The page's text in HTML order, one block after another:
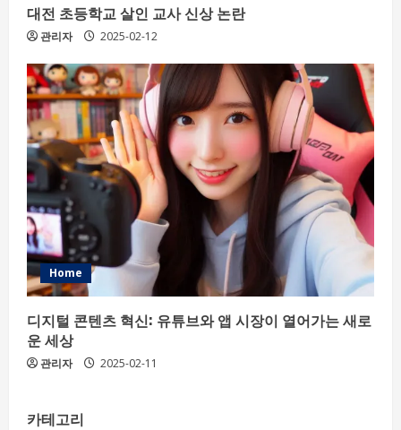
대전 초등학교 살인 교사 신상 논란
관리자 2025-02-12
Home
디지털 콘텐츠 혁신: 유튜브와 앱 시장이 열어가는 새로
운 세상
관리자 2025-02-11
카테고리